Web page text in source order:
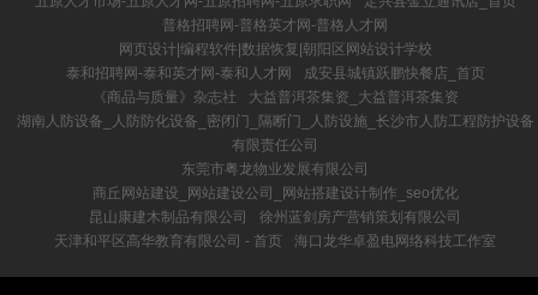
普格招聘网-普格英才网-普格人才网
网页设计|编程软件|数据恢复|朝阳区网站设计学校
泰和招聘网-泰和英才网-泰和人才网
成安县城镇跃鹏快餐店_首页
《商品与质量》杂志社
大益普洱茶集资_大益普洱茶集资
湖南人防设备_人防防化设备_密闭门_隔断门_人防设施_长沙市人防工程防护设备
有限责任公司
东莞市粤龙物业发展有限公司
商丘网站建设_网站建设公司_网站搭建设计制作_seo优化
昆山康建木制品有限公司
徐州蓝剑房产营销策划有限公司
天津和平区高华教育有限公司 - 首页
海口龙华卓盈电网络科技工作室